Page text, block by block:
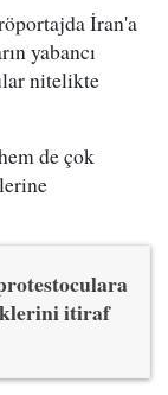
İran'a
yabancı
nitelikte
de çok
itiraf